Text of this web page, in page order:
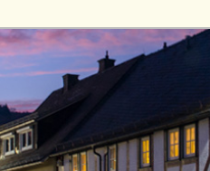
Eschenburg e.V.